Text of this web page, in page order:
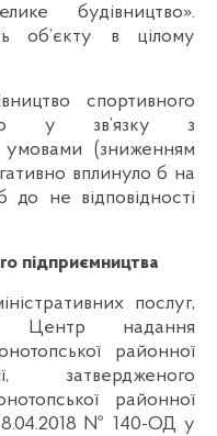
будівництво».
об’єкту в цілому
спортивного
у зв’язку з
умовами (зниженням
вплинуло б на
до не відповідності
підприємництва
послуг,
Центр надання
районної
затвердженого
районної
18.04.2018 № 140-ОД у